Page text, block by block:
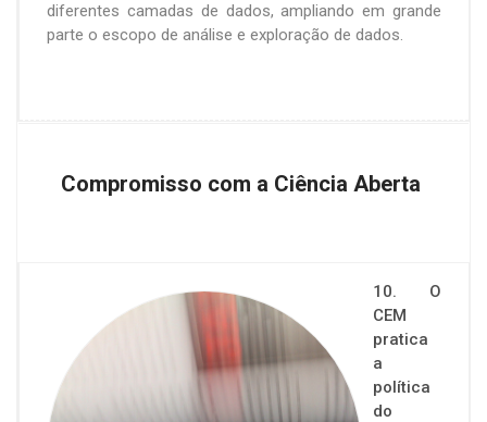
diferentes camadas de dados, ampliando em grande
parte o escopo de análise e exploração de dados.
Compromisso com a Ciência Aberta
10. O
CEM
pratica
a
política
do